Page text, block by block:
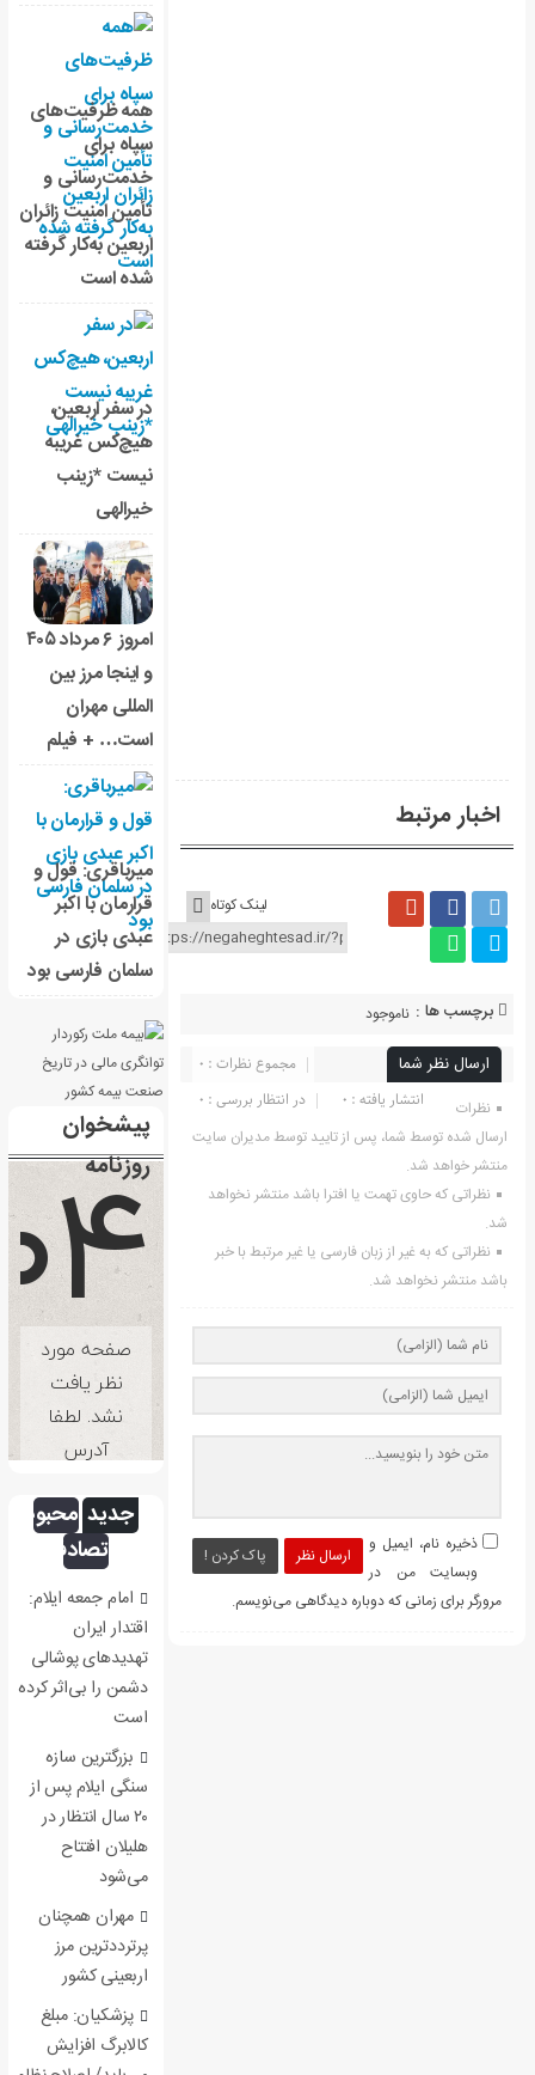
اخبار مرتبط
لینک کوتاه
برچسب ها : ناموجود
ارسال نظر شما
مجموع نظرات : 0
در انتظار بررسی : 0
انتشار یافته : ۰
نظرات
ارسال شده توسط شما، پس از تایید توسط مدیران سایت
منتشر خواهد شد.
نظراتی که حاوی تهمت یا افترا باشد منتشر نخواهد
شد.
نظراتی که به غیر از زبان فارسی یا غیر مرتبط با خبر
باشد منتشر نخواهد شد.
ارسال نظر پاک کردن !
ذخیره نام، ایمیل و
وبسایت من در
مرورگر برای زمانی که دوباره دیدگاهی می‌نویسم.
همه ظرفیت‌های
سپاه برای
خدمت‌رسانی و
تأمین امنیت زائران
اربعین به‌کار گرفته
شده است
در سفر اربعین،
هیچ‌کس غریبه
نیست *زینب
خیرالهی
امروز ۶ مرداد ۴۰۵
و اینجا مرز بین
المللی مهران
است… + فیلم
میرباقری: قول و
قرارمان با اکبر
عبدی بازی در
سلمان فارسی بود
پیشخوان
روزنامه
جدید محبوب
تصادفی
امام جمعه ایلام:
اقتدار ایران
تهدیدهای پوشالی
دشمن را بی‌اثر کرده
است
بزرگترین سازه
سنگی ایلام پس از
۲۰ سال انتظار در
هلیلان افتتاح
می‌شود
مهران همچنان
پرترددترین مرز
اربعینی کشور
پزشکیان: مبلغ
کالابرگ افزایش